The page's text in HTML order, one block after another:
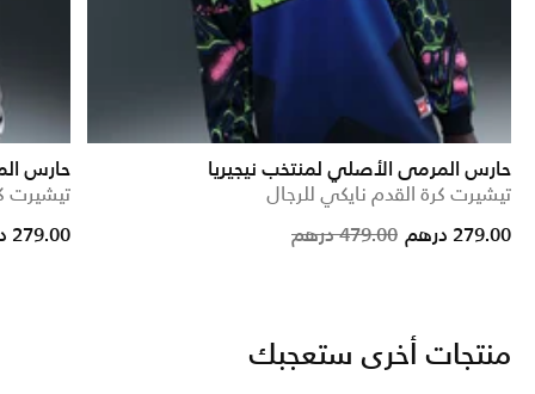
حارس المرمى الأصلي لمنتخب نيجيريا
تيشيرت كرة القدم نايكي للرجال
Price reduced from
479.00 درهم
to 279.00 درهم
حارس
تيشيرت
from
279.00 درهم
منتجات أخرى ستعجبك